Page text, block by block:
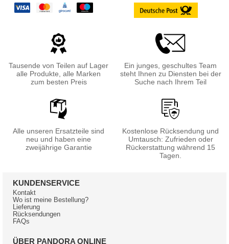
Tausende von Teilen auf Lager
alle Produkte, alle Marken
zum besten Preis
Ein junges, geschultes Team
steht Ihnen zu Diensten bei der
Suche nach Ihrem Teil
Alle unseren Ersatzteile sind
neu und haben eine
zweijährige Garantie
Kostenlose Rücksendung und
Umtausch: Zufrieden oder
Rückerstattung während 15
Tagen.
KUNDENSERVICE
Kontakt
Wo ist meine Bestellung?
Lieferung
Rücksendungen
FAQs
ÜBER PANDORA ONLINE